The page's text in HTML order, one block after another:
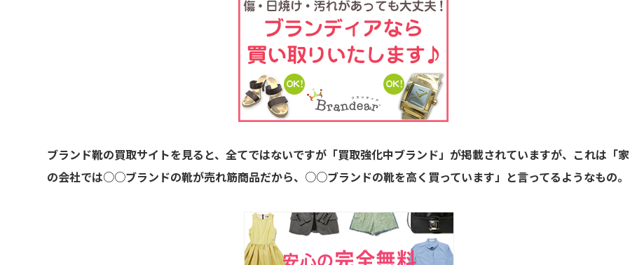
ブランド靴の買取サイトを見ると、全てではないですが「買取強化中ブランド」が掲載されていますが、これは「家
の会社では○○ブランドの靴が売れ筋商品だから、○○ブランドの靴を高く買っています」と言ってるようなもの。